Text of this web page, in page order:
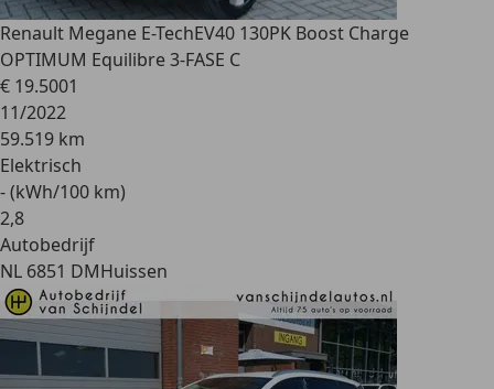
Renault Megane E-TechEV40 130PK Boost Charge
OPTIMUM Equilibre 3-FASE C
€ 19.5001
11/2022
59.519 km
Elektrisch
- (kWh/100 km)
2,8
Autobedrijf
NL 6851 DMHuissen